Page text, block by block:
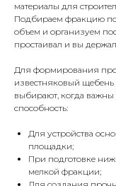
материалы для
Подбираем фракцию
объем и организуем
простаивал и вы
Для формирования
известняковый
выбирают, когда важны
способность:
Для устройства
площадки;
При подготовке
мелкой фракции;